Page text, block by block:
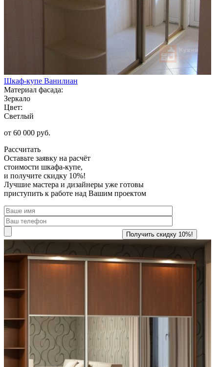
Шкаф-купе Ванилиан
Материал фасада:
Зеркало
Цвет:
Светлый
от 60 000 руб.
Рассчитать
Оставьте заявку на расчёт
стоимости шкафа-купе,
и получите скидку 10%!
Лучшие мастера и дизайнеры уже готовы
приступить к работе над Вашим проектом